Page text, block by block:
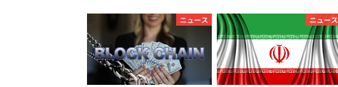
ニュース ニュース